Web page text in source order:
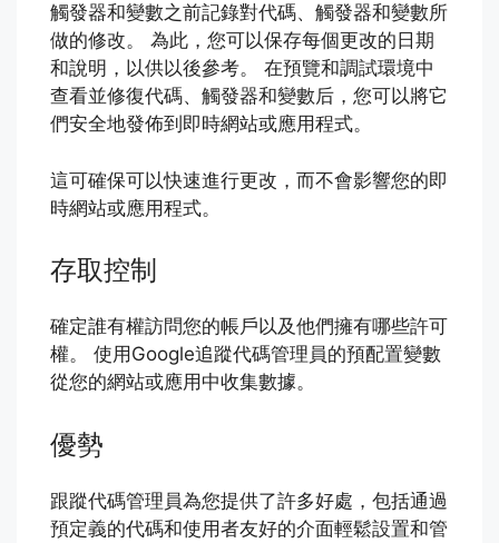
觸發器和變數之前記錄對代碼、觸發器和變數所
做的修改。 為此，您可以保存每個更改的日期
和說明，以供以後參考。 在預覽和調試環境中
查看並修復代碼、觸發器和變數后，您可以將它
們安全地發佈到即時網站或應用程式。
這可確保可以快速進行更改，而不會影響您的即
時網站或應用程式。
存取控制
確定誰有權訪問您的帳戶以及他們擁有哪些許可
權。 使用Google追蹤代碼管理員的預配置變數
從您的網站或應用中收集數據。
優勢
跟蹤代碼管理員為您提供了許多好處，包括通過
預定義的代碼和使用者友好的介面輕鬆設置和管